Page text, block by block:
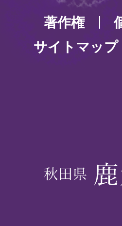
著作権
サイトマップ